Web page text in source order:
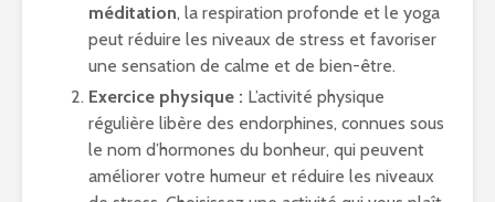
méditation, la respiration profonde et le yoga
peut réduire les niveaux de stress et favoriser
une sensation de calme et de bien-être.
Exercice physique : L’activité physique
régulière libère des endorphines, connues sous
le nom d’hormones du bonheur, qui peuvent
améliorer votre humeur et réduire les niveaux